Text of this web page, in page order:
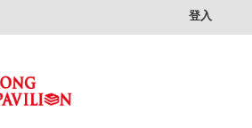
登入